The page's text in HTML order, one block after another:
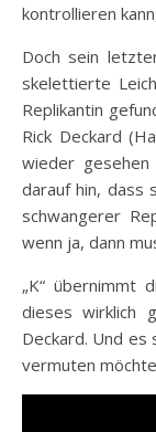
kontrollieren
Doch sein
skelettierte
Replikantin
Rick Deckard
wieder
darauf hin, dass
schwangerer
wenn ja, dann
„K“ übernimmt
dieses wirklich
Deckard. Und es
vermuten